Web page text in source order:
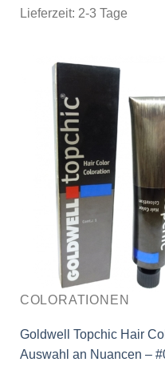
Lieferzeit: 2-3 Tage
COLORATIONEN
Goldwell Topchic Hair
Auswahl an Nuancen –